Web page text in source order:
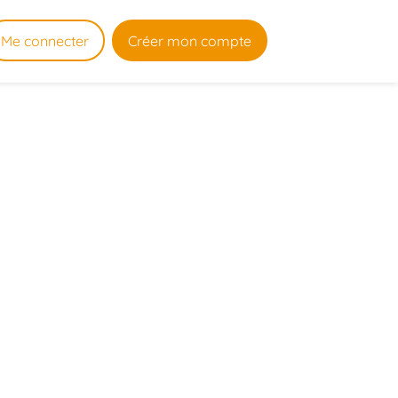
Me connecter Créer mon compte